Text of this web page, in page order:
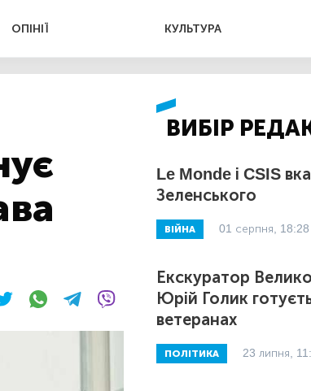
ОПІНІЇ КУЛЬТУРА
ВИБІР
Le Monde і CSIS
Зеленського
ВІЙНА 01 серпня, 18:28
Екскуратор
Юрій Голик
ветеранах
ПОЛІТИКА 23 липня,